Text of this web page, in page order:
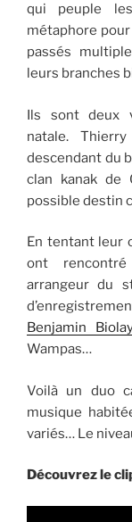
qui peuple
métaphore
passés
leurs branches
Ils sont deux
natale.
descendant du
clan kanak de
possible destin
En tentant leur
ont
arrangeur du
Benjamin Biolay
Wampas…
Voilà un duo
musique
variés… Le
Découvrez le